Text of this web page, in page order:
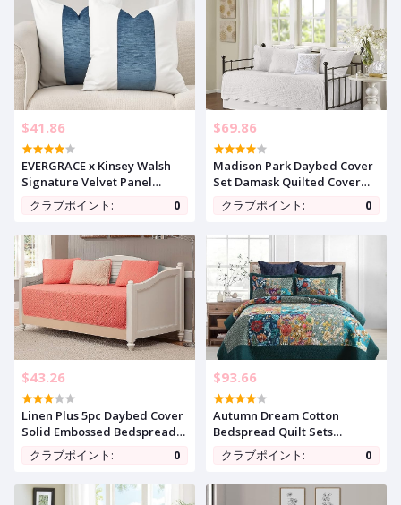
Room (Gray and White, 18"
x18")
Bohemian Home Decor (no
Insert)
$41.86
EVERGRACE x Kinsey Walsh
Signature Velvet Panel
Cotton Pillow Covers Set of 2,
Decorative Pillow Covers
Cushion Cases for Sofa
Bedroom Living Room, Blue
Topaz
クラブポイント: 0
$69.86
Madison Park Daybed Cover
Set Damask Quilted Cover
for Daybeds, All Season, Pre-
washed Cotton-Filled Coastal
Pillows, Tuscany, White,
39"x75", 6 Piece
クラブポイント: 0
$43.26
Linen Plus 5pc Daybed Cover
Solid Embossed Bedspread
New (Coral/Khaki Beige)
クラブポイント: 0
$93.66
Autumn Dream Cotton
Bedspread Quilt Sets
Reversible Bedding Coverlet
Sets Comforter, Vintage
Bedspread, Queen Size
クラブポイント: 0